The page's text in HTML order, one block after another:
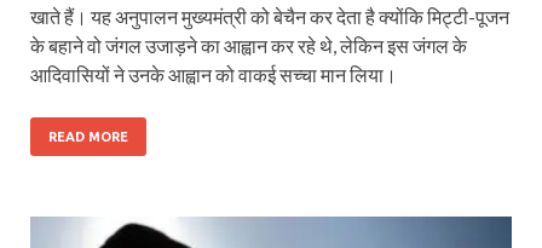
खाते हैं। यह अनुपालन मुख्यमंत्री को बेचैन कर देता है क्योंकि मिट्टी-पूजन
के बहाने वो जंगल उजाड़ने का आह्वान कर रहे थे, लेकिन इस जंगल के
आदिवासियों ने उनके आह्वान को वाकई सच्चा मान लिया।
READ MORE